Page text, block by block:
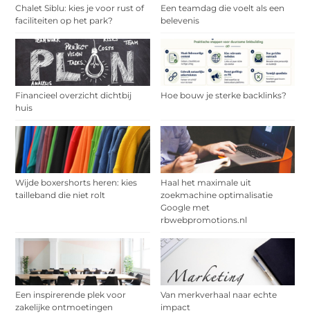
Chalet Siblu: kies je voor rust of
faciliteiten op het park?
Een teamdag die voelt als een
belevenis
Financieel overzicht dichtbij
huis
Hoe bouw je sterke backlinks?
Wijde boxershorts heren: kies
tailleband die niet rolt
Haal het maximale uit
zoekmachine optimalisatie
Google met
rbwebpromotions.nl
Een inspirerende plek voor
zakelijke ontmoetingen
Van merkverhaal naar echte
impact